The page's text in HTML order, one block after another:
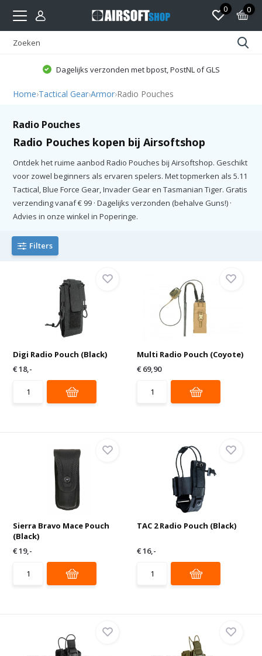
0 0
Dagelijks verzonden met bpost, PostNL of GLS
Home›Tactical Gear›Armor›Radio Pouches
Radio Pouches
Radio Pouches kopen bij Airsoftshop
Ontdek het ruime aanbod Radio Pouches bij Airsoftshop. Geschikt
voor zowel beginners als ervaren spelers. Met topmerken als 5.11
Tactical, Blue Force Gear, Invader Gear en Tasmanian Tiger. Gratis
verzending vanaf € 99 · Dagelijks verzonden (behalve Guns!) ·
Advies in onze winkel in Poperinge.
Filters
Digi Radio Pouch (Black)
€ 18,-
Multi Radio Pouch (Coyote)
€ 69,90
Sierra Bravo Mace Pouch
(Black)
€ 19,-
TAC 2 Radio Pouch (Black)
€ 16,-